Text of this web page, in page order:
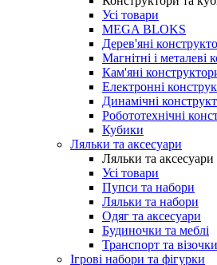
Усі товари
MEGA BLOKS
Дерев'яні
Магнітні і металеві
Кам'яні
Електронні
Динамічні
Робототехнічні
Кубики
Ляльки та аксесуари
Ляльки та аксесуари
Усі товари
Пупси та набори
Ляльки та набори
Одяг та аксесуари
Будиночки та меблі
Транспорт та візочки
Ігрові набори та фігурки